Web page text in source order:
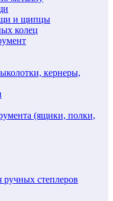
и щипцы
колец
кернеры,
(ящики, полки,
ручных степлеров